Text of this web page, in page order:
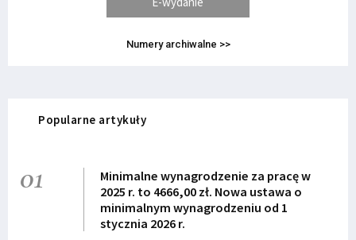
Numery archiwalne >>
Popularne artykuły
01
Minimalne wynagrodzenie za pracę w
2025 r. to 4666,00 zł. Nowa ustawa o
minimalnym wynagrodzeniu od 1
stycznia 2026 r.